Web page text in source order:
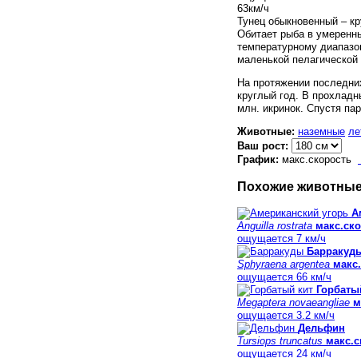
63км/ч
Тунец обыкновенный –
Обитает рыба в
температурному
маленькой
На протяжении
круглый год. В
млн. икринок. Спустя
Животные: наземные
Ваш рост:
График: макс.скорость
Похожие
Anguilla rostrata
ощущается 7 км/ч
Sphyraena argentea
ощущается 66 км/ч
Megaptera novaeangliae
ощущается 3.2 км/ч
Дельфин
Tursiops truncatus
ощущается 24 км/ч